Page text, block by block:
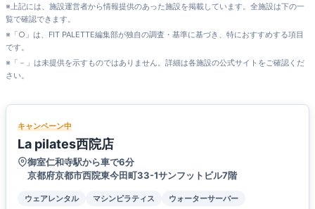
※上記には、施設運営者から情報提供のあった施設を掲載しています。全施設は下の一
覧で確認できます。
※「○」は、FIT PALETTE編集部が独自の調査・基準に基づき、特におすすめする項目
です。
※「－」は未提供を示すものではありません。詳細は各施設の公式サイトをご確認くだ
さい。
キャンペーン中
La pilates西院店
御室仁和寺駅から車で6分
京都府京都市西院東今田町33-1サンフットビル7階
ウェアレンタル マシンピラティス ウォーターサーバー